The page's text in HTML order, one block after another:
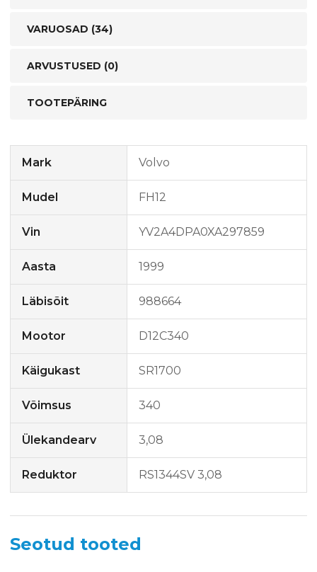
VARUOSAD (34)
ARVUSTUSED (0)
TOOTEPÄRING
Mark Volvo
Mudel FH12
Vin YV2A4DPA0XA297859
Aasta 1999
Läbisõit 988664
Mootor D12C340
Käigukast SR1700
Võimsus 340
Ülekandearv 3,08
Reduktor RS1344SV 3,08
Seotud tooted